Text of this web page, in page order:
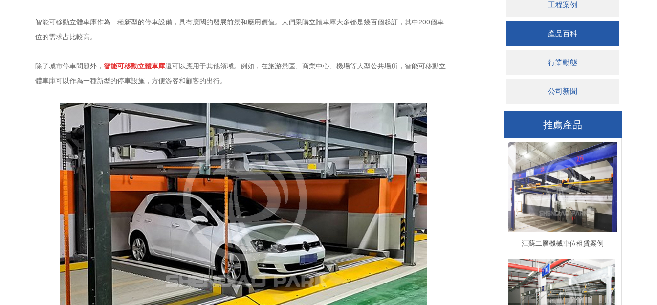
工程案例
產品百科
行業動態
公司新聞
推薦產品
江蘇二層機械車位租賃案例
智能可移動立體車庫作為一種新型的停車設備，具有廣闊的發展前景和應用價值。人們采購立體車庫大多都是幾百個起訂，其中200個車
位的需求占比較高。
除了城市停車問題外， 智能可移動立體車庫還可以應用于其他領域。例如，在旅游景區、商業中心、機場等大型公共場所，智能可移動立
體車庫可以作為一種新型的停車設施，方便游客和顧客的出行。